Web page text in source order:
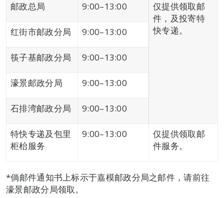
邮政总局 9:00–13:00
仅提供领取邮
件，及投寄特
快专递。
红街市邮政分局 9:00–13:00
筷子基邮政分局 9:00–13:00
濠景邮政分局 9:00–13:00
石排湾邮政分局 9:00–13:00
特快专递及包里
柜枱服务
9:00–13:00
仅提供领取邮
件服务。
*倘邮件通知书上标示于嘉模邮政分局之邮件，请前往
濠景邮政分局领取。